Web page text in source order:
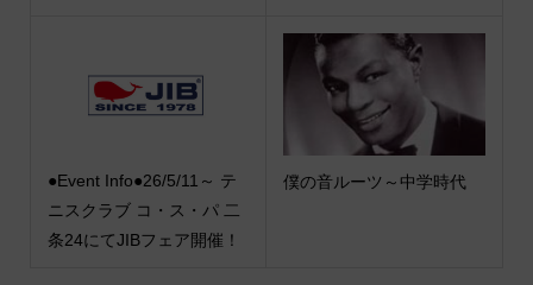
●Event Info●26/5/11～ テ
ニスクラブ コ・ス・パ 二
条24にてJIBフェア開催！
僕の音ルーツ～中学時代